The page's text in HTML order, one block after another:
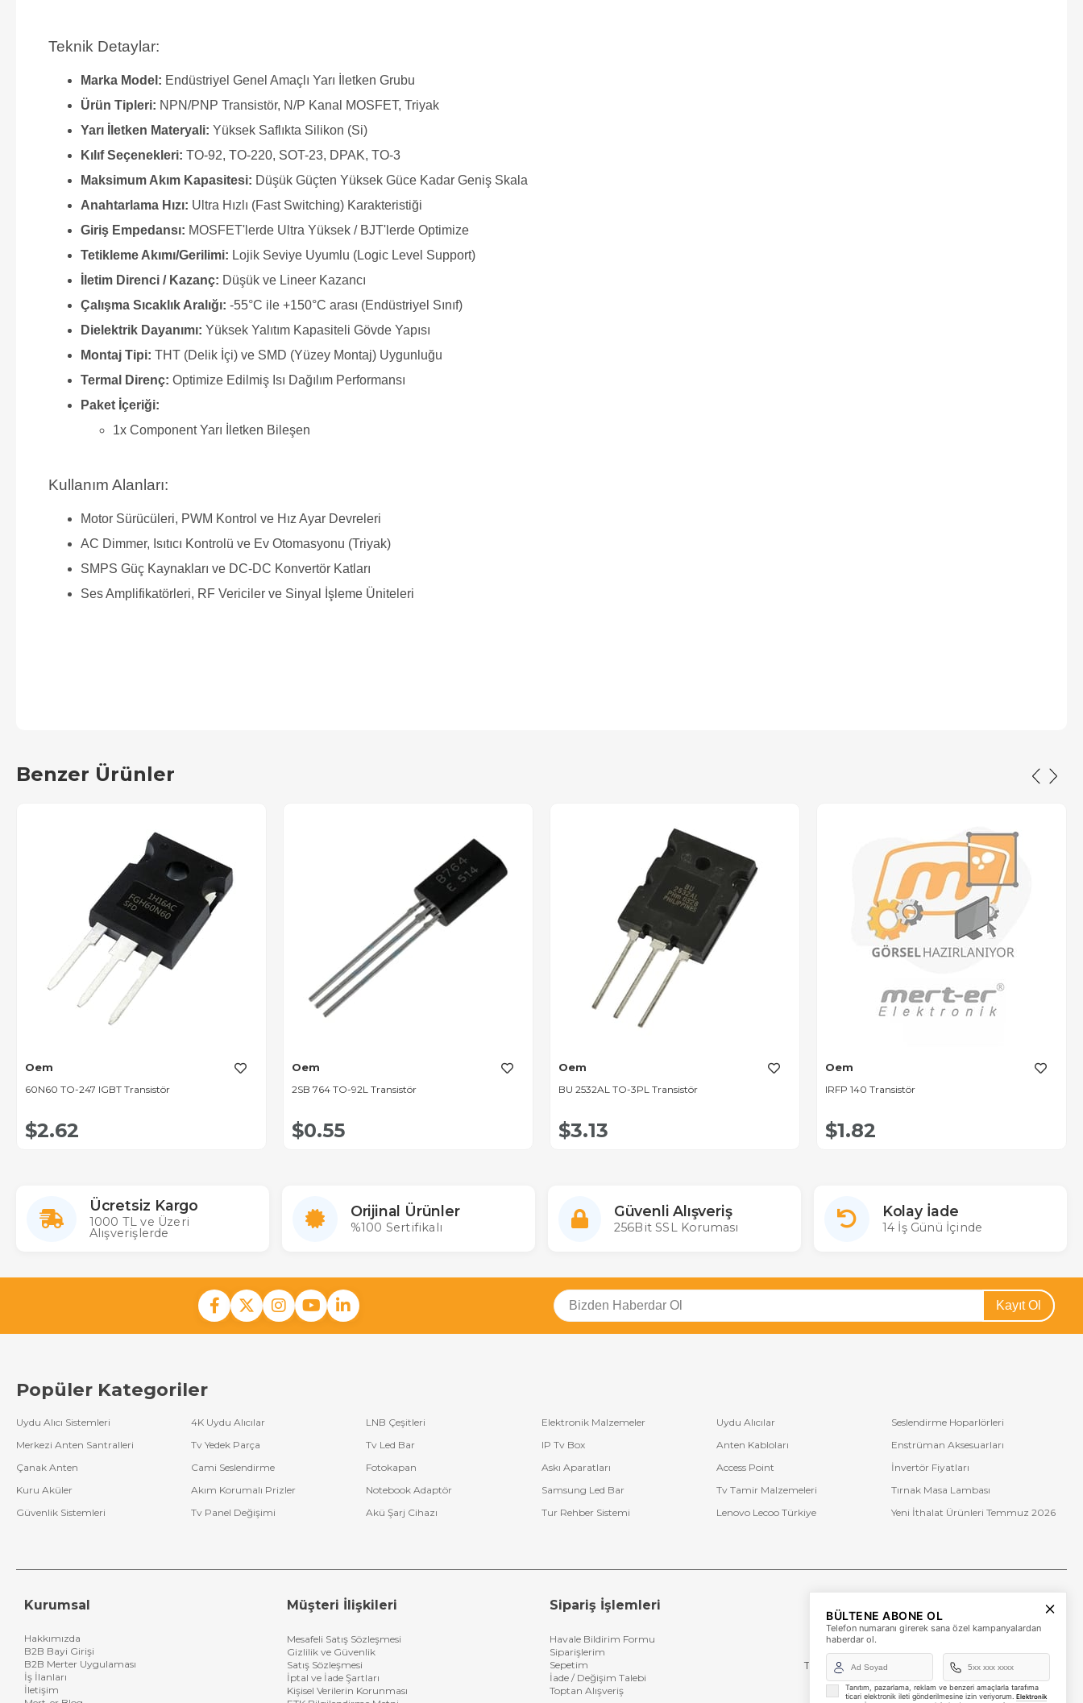
Teknik Detaylar:
Marka Model: Endüstriyel Genel Amaçlı Yarı İletken Grubu
Ürün Tipleri: NPN/PNP Transistör, N/P Kanal MOSFET, Triyak
Yarı İletken Materyali: Yüksek Saflıkta Silikon (Si)
Kılıf Seçenekleri: TO-92, TO-220, SOT-23, DPAK, TO-3
Maksimum Akım Kapasitesi: Düşük Güçten Yüksek Güce Kadar Geniş Skala
Anahtarlama Hızı: Ultra Hızlı (Fast Switching) Karakteristiği
Giriş Empedansı: MOSFET'lerde Ultra Yüksek / BJT'lerde Optimize
Tetikleme Akımı/Gerilimi: Lojik Seviye Uyumlu (Logic Level Support)
İletim Direnci / Kazanç: Düşük ve Lineer Kazancı
Çalışma Sıcaklık Aralığı: -55°C ile +150°C arası (Endüstriyel Sınıf)
Dielektrik Dayanımı: Yüksek Yalıtım Kapasiteli Gövde Yapısı
Montaj Tipi: THT (Delik İçi) ve SMD (Yüzey Montaj) Uygunluğu
Termal Direnç: Optimize Edilmiş Isı Dağılım Performansı
Paket İçeriği:
1x Component Yarı İletken Bileşen
Kullanım Alanları:
Motor Sürücüleri, PWM Kontrol ve Hız Ayar Devreleri
AC Dimmer, Isıtıcı Kontrolü ve Ev Otomasyonu (Triyak)
SMPS Güç Kaynakları ve DC-DC Konvertör Katları
Ses Amplifikatörleri, RF Vericiler ve Sinyal İşleme Üniteleri
Benzer Ürünler
Oem
60N60 TO-247 IGBT Transistör
$2.62
Oem
2SB 764 TO-92L Transistör
$0.55
Oem
BU 2532AL TO-3PL Transistör
$3.13
Oem
IRFP 140 Transistör
$1.82
Ücretsiz Kargo
1000 TL ve Üzeri
Alışverişlerde
Orijinal Ürünler
%100 Sertifikalı
Güvenli Alışveriş
256Bit SSL Koruması
Kolay İade
14 İş Günü İçinde
Kayıt Ol
Popüler Kategoriler
Uydu Alıcı Sistemleri 4K Uydu Alıcılar LNB Çeşitleri Elektronik Malzemeler Uydu Alıcılar
Seslendirme Hoparlörleri
Merkezi Anten Santralleri
Tv Yedek Parça Tv Led Bar IP Tv Box Anten Kabloları
Enstrüman Aksesuarları
Çanak Anten
Cami Seslendirme Fotokapan Askı Aparatları Access Point
İnvertör Fiyatları
Kuru Aküler
Akım Korumalı Prizler Notebook Adaptör Samsung Led Bar Tv Tamir Malzemeleri
Tırnak Masa Lambası
Güvenlik Sistemleri
Tv Panel Değişimi Akü Şarj Cihazı Tur Rehber Sistemi Lenovo Lecoo Türkiye Yeni İthalat Ürünleri Temmuz 2026
Kurumsal
Hakkımızda
B2B Bayi Girişi
B2B Merter Uygulaması
İş İlanları
İletişim
Müşteri İlişkileri
Mesafeli Satış Sözleşmesi
Gizlilik ve Güvenlik
Satış Sözleşmesi
İptal ve İade Şartları
Kişisel Verilerin Korunması
Sipariş İşlemleri
Havale Bildirim Formu
Siparişlerim
Sepetim
İade / Değişim Talebi
Toptan Alışveriş
+90 (850) 473 08 08
Tevfik Bey Mah. Dr. Ali Demir Cd. No:51 Kat:2 Kobi İş
Merkezi
Küçükçekmece / İstanbul
BÜLTENE ABONE OL
Telefon numaranı girerek sana özel kampanyalardan
haberdar ol.
Tanıtım, pazarlama, reklam ve benzeri amaçlarla tarafıma
ticari elektronik ileti gönderilmesine izin veriyorum. Elektronik